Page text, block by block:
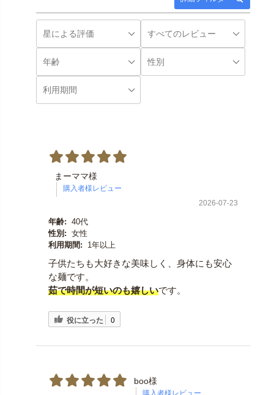
まーママ様
2026-07-23
年齢: 40代
性別: 女性
利用期間:
1年以上
子供たちも大好きな美味しく、身体にも安心
な麺です。
茹で時間が短いのも嬉しいです。
役に立った 0
boo様